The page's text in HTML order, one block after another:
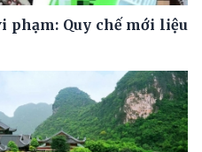
phạm: Quy chế mới liệu